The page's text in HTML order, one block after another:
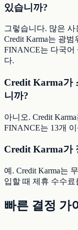
있습니까?
그렇습니다. 많은
Credit Karma는 광
FINANCE는 다국어
다.
Credit Karma가
니까?
아니오. Credit
FINANCE는 13개
Credit Karma가
예. Credit Karma는
입할 때 제휴 수수
빠른 결정 가